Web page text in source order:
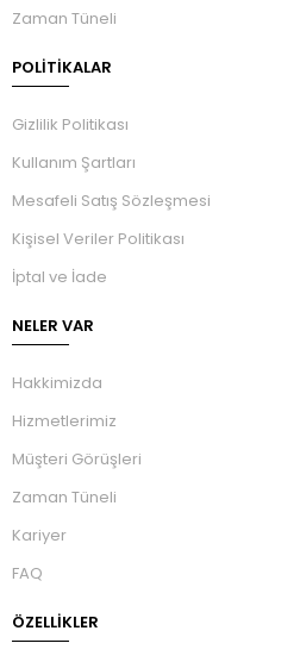
Zaman Tüneli
POLİTİKALAR
Gizlilik Politikası
Kullanım Şartları
Mesafeli Satış Sözleşmesi
Kişisel Veriler Politikası
İptal ve İade
NELER VAR
Hakkimizda
Hizmetlerimiz
Müşteri Görüşleri
Zaman Tüneli
Kariyer
FAQ
ÖZELLIKLER